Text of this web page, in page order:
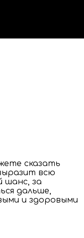
сказать
всю
шанс, за
дальше,
и здоровыми